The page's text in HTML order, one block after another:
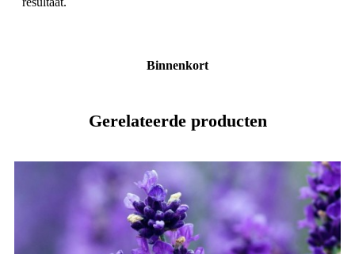
Binnenkort
Gerelateerde producten